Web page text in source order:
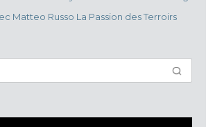
Matteo Russo La Passion des Terroirs